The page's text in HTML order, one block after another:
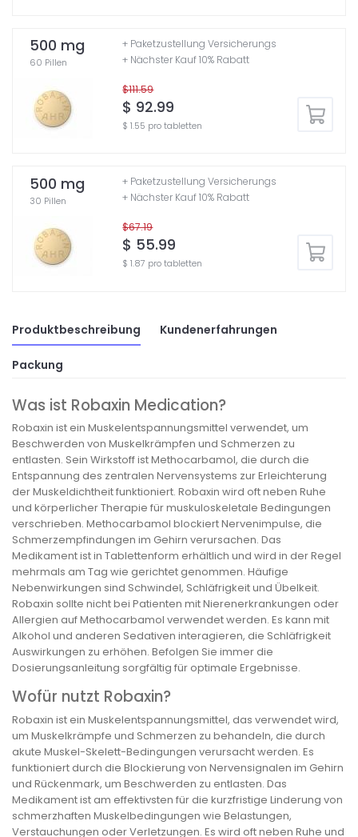
500 mg
60 Pillen
$111.59
$ 92.99
$ 1.55 pro tabletten
+ Paketzustellung Versicherungs
+ Nächster Kauf 10% Rabatt
500 mg
30 Pillen
$67.19
$ 55.99
$ 1.87 pro tabletten
+ Paketzustellung Versicherungs
+ Nächster Kauf 10% Rabatt
Produktbeschreibung Kundenerfahrungen
Packung
Was ist Robaxin Medication?
Robaxin ist ein Muskelentspannungsmittel verwendet, um
Beschwerden von Muskelkrämpfen und Schmerzen zu
entlasten. Sein Wirkstoff ist Methocarbamol, die durch die
Entspannung des zentralen Nervensystems zur Erleichterung
der Muskeldichtheit funktioniert. Robaxin wird oft neben Ruhe
und körperlicher Therapie für muskuloskeletale Bedingungen
verschrieben. Methocarbamol blockiert Nervenimpulse, die
Schmerzempfindungen im Gehirn verursachen. Das
Medikament ist in Tablettenform erhältlich und wird in der Regel
mehrmals am Tag wie gerichtet genommen. Häufige
Nebenwirkungen sind Schwindel, Schläfrigkeit und Übelkeit.
Robaxin sollte nicht bei Patienten mit Nierenerkrankungen oder
Allergien auf Methocarbamol verwendet werden. Es kann mit
Alkohol und anderen Sedativen interagieren, die Schläfrigkeit
Auswirkungen zu erhöhen. Befolgen Sie immer die
Dosierungsanleitung sorgfältig für optimale Ergebnisse.
Wofür nutzt Robaxin?
Robaxin ist ein Muskelentspannungsmittel, das verwendet wird,
um Muskelkrämpfe und Schmerzen zu behandeln, die durch
akute Muskel-Skelett-Bedingungen verursacht werden. Es
funktioniert durch die Blockierung von Nervensignalen im Gehirn
und Rückenmark, um Beschwerden zu entlasten. Das
Medikament ist am effektivsten für die kurzfristige Linderung von
schmerzhaften Muskelbedingungen wie Belastungen,
Verstauchungen oder Verletzungen. Es wird oft neben Ruhe und